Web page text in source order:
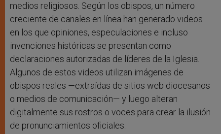
medios religiosos. Según los obispos, un número
creciente de canales en línea han generado videos
en los que opiniones, especulaciones e incluso
invenciones históricas se presentan como
declaraciones autorizadas de líderes de la Iglesia.
Algunos de estos videos utilizan imágenes de
obispos reales —extraídas de sitios web diocesanos
o medios de comunicación— y luego alteran
digitalmente sus rostros o voces para crear la ilusión
de pronunciamientos oficiales.